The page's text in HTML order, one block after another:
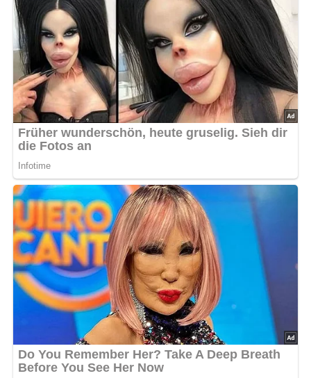
Nach: Köstliche Fischgerichte, Herausgegeben vom Werbedienst der volkseigenen
Fischwirtschaft Rostock (1961)
Jetzt Sterne vergeben – Rezept
bewerten
4.8/5(13 Bewertung)